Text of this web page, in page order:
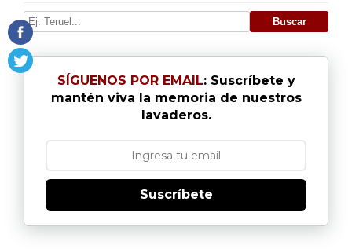
SÍGUENOS POR EMAIL: Suscríbete y
mantén viva la memoria de nuestros
lavaderos.
Suscríbete